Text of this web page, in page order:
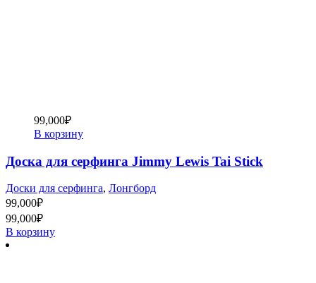
99,000₽
В корзину
Доска для серфинга Jimmy Lewis Tai Stick
Доски для серфинга, Лонгборд
99,000₽
99,000₽
В корзину